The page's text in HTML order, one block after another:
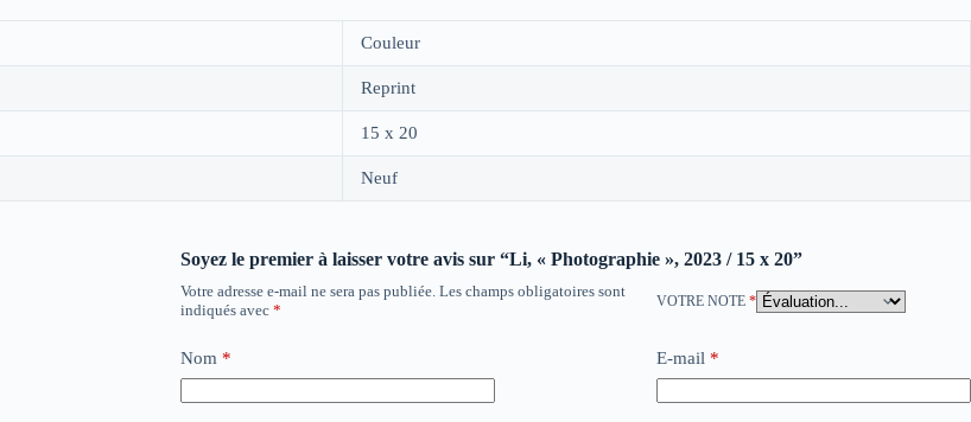
Couleur
Reprint
15 x 20
Neuf
Soyez le premier à laisser votre avis sur “Li, « Photographie », 2023 / 15 x 20”
Votre adresse e-mail ne sera pas publiée. Les champs obligatoires sont
indiqués avec *
VOTRE NOTE *
Nom * E-mail *